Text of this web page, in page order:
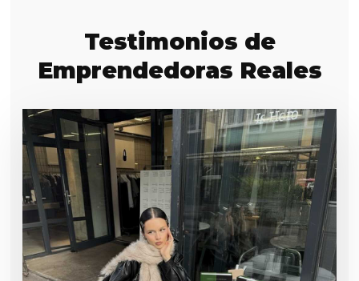
Testimonios de
Emprendedoras Reales